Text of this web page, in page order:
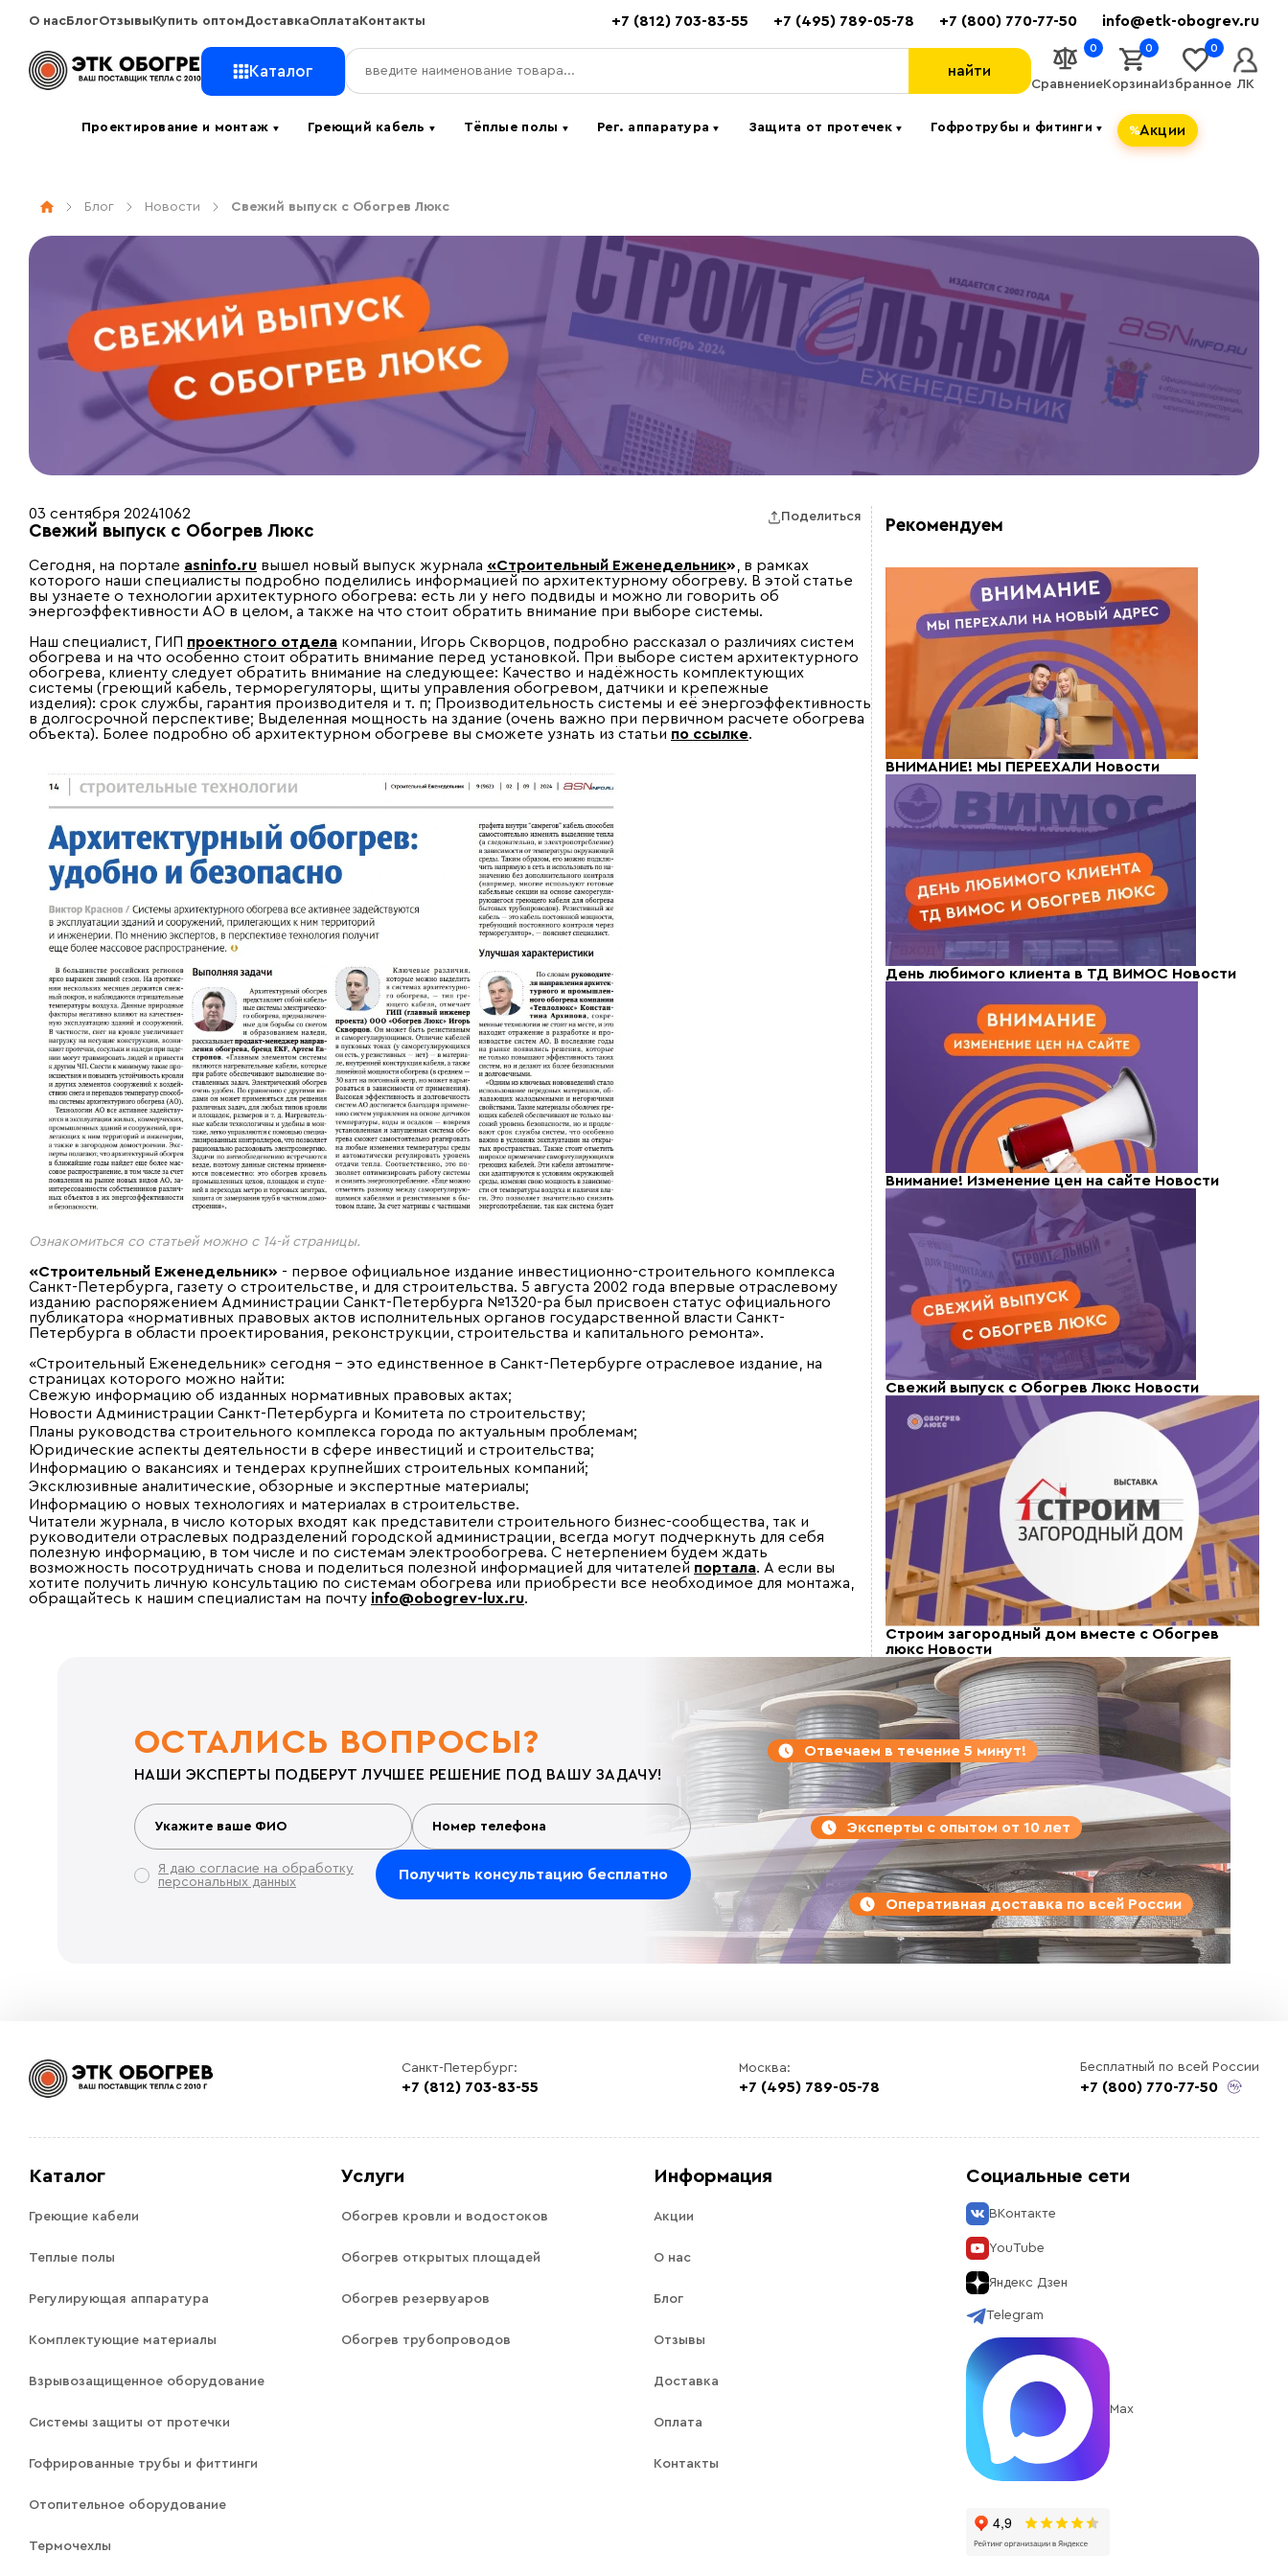
О нас БлогОтзывы Купить оптомДоставкаОплата Контакты +7 (812) 703-83-55 +7 (495) 789-05-78 +7 (800) 770-77-50 info@etk-obogrev.ru
Каталог найти
Сравнение
0
Корзина
0
Избранное
0
ЛК
Проектирование и монтаж ▼ Греющий кабель▼ Тёплые полы ▼ Рег. аппаратура▼ Защита от протечек▼ Гофротрубы и фитинги▼ Акции
Блог Новости Свежий выпуск с Обогрев Люкс
Поделиться
03 сентября 20241062
Свежий выпуск с Обогрев Люкс
Сегодня, на портале asninfo.ru вышел новый выпуск журнала «Строительный Еженедельник» , в рамках
которого наши специалисты подробно поделились информацией по архитектурному обогреву. В этой статье
вы узнаете о технологии архитектурного обогрева: есть ли у него подвиды и можно ли говорить об
энергоэффективности АО в целом, а также на что стоит обратить внимание при выборе системы.
Наш специалист, ГИП проектного отдела компании, Игорь Скворцов, подробно рассказал о различиях систем
обогрева и на что особенно стоит обратить внимание перед установкой. При выборе систем архитектурного
обогрева, клиенту следует обратить внимание на следующее: Качество и надёжность комплектующих
системы (греющий кабель, терморегуляторы, щиты управления обогревом, датчики и крепежные
изделия): срок службы, гарантия производителя и т. п; Производительность системы и её энергоэффективность
в долгосрочной перспективе; Выделенная мощность на здание (очень важно при первичном расчете обогрева
объекта). Более подробно об архитектурном обогреве вы сможете узнать из статьи по ссылке.
Ознакомиться со статьей можно с 14-й страницы.
«Строительный Еженедельник» - первое официальное издание инвестиционно-строительного комплекса
Санкт-Петербурга, газету о строительстве, и для строительства. 5 августа 2002 года впервые отраслевому
изданию распоряжением Администрации Санкт-Петербурга №1320-ра был присвоен статус официального
публикатора «нормативных правовых актов исполнительных органов государственной власти Санкт-
Петербурга в области проектирования, реконструкции, строительства и капитального ремонта».
«Строительный Еженедельник» сегодня – это единственное в Санкт-Петербурге отраслевое издание, на
страницах которого можно найти:
Свежую информацию об изданных нормативных правовых актах;
Новости Администрации Санкт-Петербурга и Комитета по строительству;
Планы руководства строительного комплекса города по актуальным проблемам;
Юридические аспекты деятельности в сфере инвестиций и строительства;
Информацию о вакансиях и тендерах крупнейших строительных компаний;
Эксклюзивные аналитические, обзорные и экспертные материалы;
Информацию о новых технологиях и материалах в строительстве.
Читатели журнала, в число которых входят как представители строительного бизнес-сообщества, так и
руководители отраслевых подразделений городской администрации, всегда могут подчеркнуть для себя
полезную информацию, в том числе и по системам электрообогрева. С нетерпением будем ждать
возможность посотрудничать снова и поделиться полезной информацией для читателей портала. А если вы
хотите получить личную консультацию по системам обогрева или приобрести все необходимое для монтажа,
обращайтесь к нашим специалистам на почту info@obogrev-lux.ru.
Рекомендуем
ВНИМАНИЕ! МЫ ПЕРЕЕХАЛИ Новости
День любимого клиента в ТД ВИМОС Новости
Внимание! Изменение цен на сайте Новости
Свежий выпуск с Обогрев Люкс Новости
Строим загородный дом вместе с Обогрев
люкс Новости
ОСТАЛИСЬ ВОПРОСЫ?
НАШИ ЭКСПЕРТЫ ПОДБЕРУТ ЛУЧШЕЕ РЕШЕНИЕ ПОД ВАШУ ЗАДАЧУ!
Я даю согласие на обработку
персональных данных
Отвечаем в течение 5 минут!
Эксперты с опытом от 10 лет
Оперативная доставка по всей России
Санкт-Петербург:
+7 (812) 703-83-55
Москва:
+7 (495) 789-05-78
Бесплатный по всей России
+7 (800) 770-77-50
Каталог
Греющие кабели
Теплые полы
Регулирующая аппаратура
Комплектующие материалы
Взрывозащищенное оборудование
Системы защиты от протечки
Гофрированные трубы и фиттинги
Отопительное оборудование
Термочехлы
Услуги
Обогрев кровли и водостоков
Обогрев открытых площадей
Обогрев резервуаров
Обогрев трубопроводов
Информация
Акции
О нас
Блог
Отзывы
Доставка
Оплата
Контакты
Социальные сети
ВКонтакте
YouTube
Яндекс Дзен
Telegram
Max